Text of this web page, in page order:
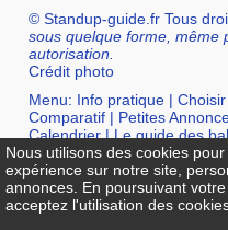
© Standup-guide.fr Tous
sous quelque forme, même
autorisation.
Crédit photo
Menu: Info pratique |
Comparatif | Petites
Calendrier|Le guide des
Annuaire : SurfShop et
Location de SUP|Ecole de
Nous utilisons des cookies
expérience sur notre site,
annonces. En poursuivant
acceptez l'utilisation des